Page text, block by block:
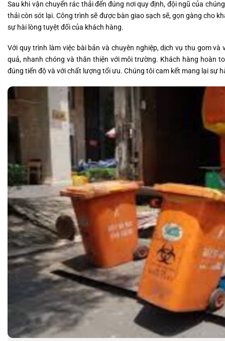
Sau khi vận chuyển rác thải đến đúng nơi quy định, đội ngũ của
thải còn sót lại. Công trình sẽ được bàn giao sạch sẽ, gọn gàng cho
sự hài lòng tuyệt đối của khách hàng.
Với quy trình làm việc bài bản và chuyên nghiệp, dịch vụ thu gom
quả, nhanh chóng và thân thiện với môi trường. Khách hàng hoàn
đúng tiến độ và với chất lượng tối ưu. Chúng tôi cam kết mang lại sự